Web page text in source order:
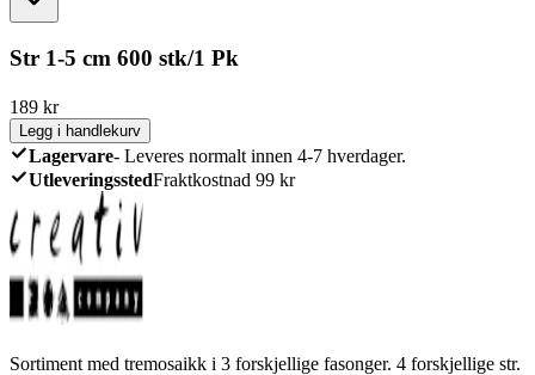
Str 1-5 cm 600 stk/1 Pk
189 kr
Legg i handlekurv
Lagervare- Leveres normalt innen 4-7 hverdager.
UtleveringsstedFraktkostnad 99 kr
Sortiment med tremosaikk i 3 forskjellige fasonger. 4 forskjellige str.